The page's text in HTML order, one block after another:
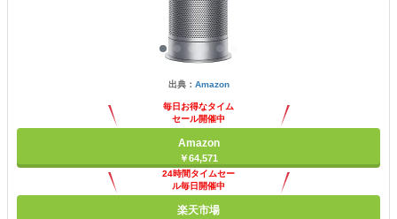
出典： Amazon
毎日お得なタイム
セール開催中
Amazon
￥64,571
24時間タイムセー
ル毎日開催中
楽天市場